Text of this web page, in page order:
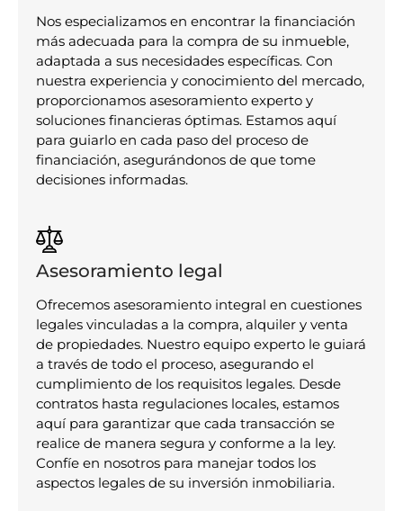
Nos especializamos en encontrar la financiación
más adecuada para la compra de su inmueble,
adaptada a sus necesidades específicas. Con
nuestra experiencia y conocimiento del mercado,
proporcionamos asesoramiento experto y
soluciones financieras óptimas. Estamos aquí
para guiarlo en cada paso del proceso de
financiación, asegurándonos de que tome
decisiones informadas.
Asesoramiento legal
Ofrecemos asesoramiento integral en cuestiones
legales vinculadas a la compra, alquiler y venta
de propiedades. Nuestro equipo experto le guiará
a través de todo el proceso, asegurando el
cumplimiento de los requisitos legales. Desde
contratos hasta regulaciones locales, estamos
aquí para garantizar que cada transacción se
realice de manera segura y conforme a la ley.
Confíe en nosotros para manejar todos los
aspectos legales de su inversión inmobiliaria.